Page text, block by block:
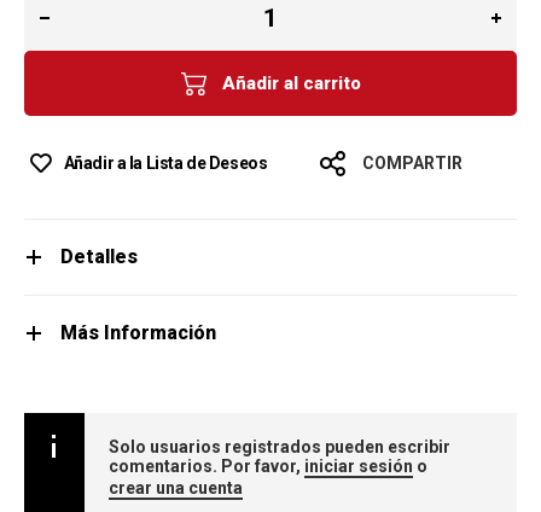
Añadir al carrito
Añadir a la Lista de Deseos COMPARTIR
Detalles
Más Información
Solo usuarios registrados pueden escribir
comentarios. Por favor, iniciar sesión o
crear una cuenta